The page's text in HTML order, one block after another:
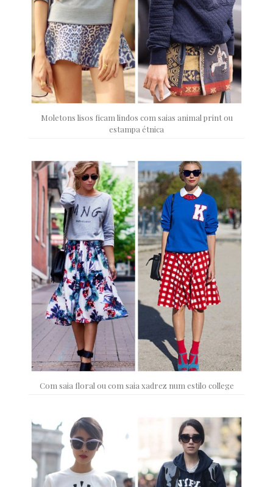
Moletons lisos ficam lindos com saias animal print ou
estampa étnica
Com saia floral ou com saia xadrez num estilo college